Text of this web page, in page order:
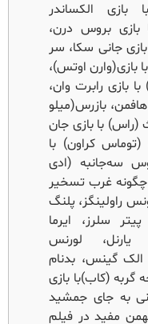
بازی الکساندر
بازی بروس درن،
جانی سکا، سر
بازی(وارن اوتس)،
بازی رابرت وان،
بازرس(میلو
(راس) با بازی جان
(توماس کراون) با
سه‌جانبه (ادی
چگونه غرب تسخیر
راولینگز، پلنگ
سلرز، ایرما
لورنس
گینس، بدنام
گربه (کاب)با بازی
به جای جمشید
مفید در فیلم